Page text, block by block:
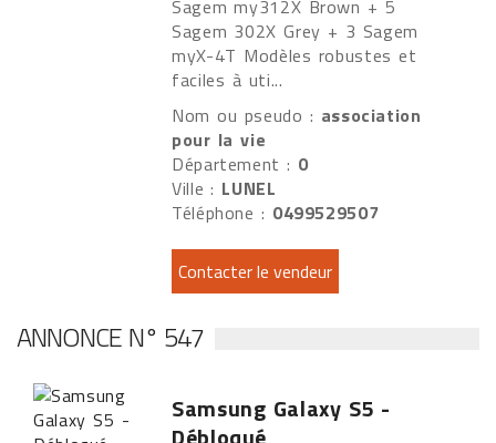
Sagem my312X Brown + 5
Sagem 302X Grey + 3 Sagem
myX-4T Modèles robustes et
faciles à uti...
Nom ou pseudo : association
pour la vie
Département : 0
Ville : LUNEL
Téléphone : 0499529507
ANNONCE N° 547
Samsung Galaxy S5 -